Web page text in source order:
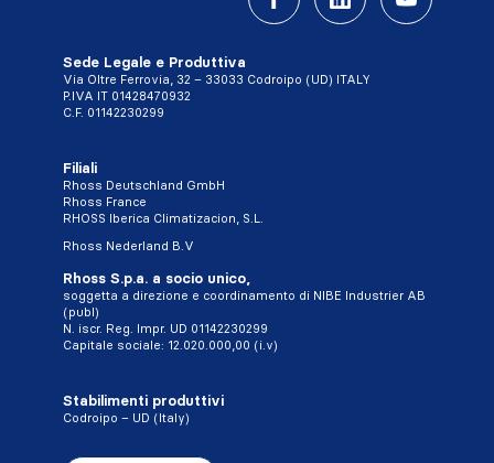
Sede Legale e Produttiva
Via Oltre Ferrovia, 32 – 33033 Codroipo (UD) ITALY
P.IVA IT 01428470932
C.F. 01142230299
Filiali
Rhoss Deutschland GmbH
Rhoss France
RHOSS Iberica Climatizacion, S.L.
Rhoss Nederland B.V
Rhoss S.p.a. a socio unico,
soggetta a direzione e coordinamento di NIBE Industrier AB
(publ)
N. iscr. Reg. Impr. UD 01142230299
Capitale sociale: 12.020.000,00 (i.v)
Stabilimenti produttivi
Codroipo – UD (Italy)